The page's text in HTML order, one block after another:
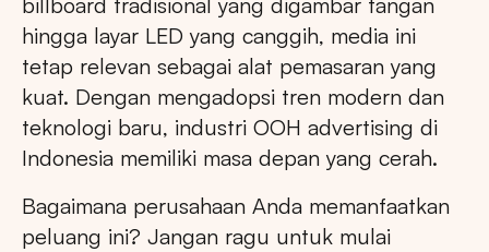
hingga layar LED yang canggih, media ini
tetap relevan sebagai alat pemasaran yang
kuat. Dengan mengadopsi tren modern dan
teknologi baru, industri OOH advertising di
Indonesia memiliki masa depan yang cerah.
Bagaimana perusahaan Anda memanfaatkan
peluang ini? Jangan ragu untuk mulai